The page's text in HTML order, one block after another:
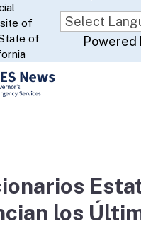
Skip
to
Main
Content
of
of
Powered
los